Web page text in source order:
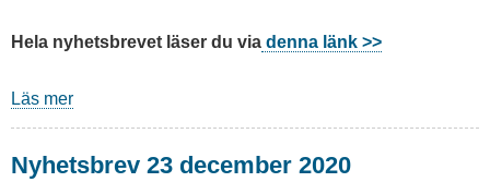
Hela nyhetsbrevet läser du via denna länk >>
Läs mer
maj
Nyhetsbrev 23 december 2020